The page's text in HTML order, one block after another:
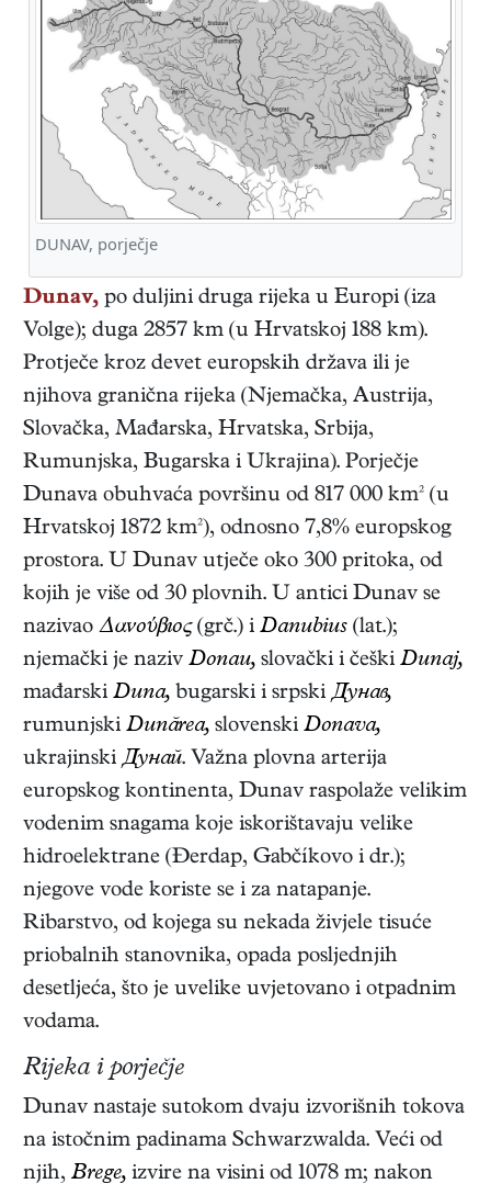
DUNAV, porječje
Dunav, po duljini druga rijeka u Europi (iza
Volge); duga 2857 km (u Hrvatskoj 188 km).
Protječe kroz devet europskih država ili je
njihova granična rijeka (Njemačka, Austrija,
Slovačka, Mađarska, Hrvatska, Srbija,
Rumunjska, Bugarska i Ukrajina). Porječje
Dunava obuhvaća površinu od 817 000 km² (u
Hrvatskoj 1872 km²), odnosno 7,8% europskog
prostora. U Dunav utječe oko 300 pritoka, od
kojih je više od 30 plovnih. U antici Dunav se
nazivao Δανούβıος(grč.) i Danubius (lat.);
njemački je naziv Donau, slovački i češki Dunaj,
mađarski Duna, bugarski i srpski Дyнав,
rumunjski Dunărea, slovenski Donava,
ukrajinski Дyнай. Važna plovna arterija
europskog kontinenta, Dunav raspolaže velikim
vodenim snagama koje iskorištavaju velike
hidroelektrane (Đerdap, Gabčíkovo i dr.);
njegove vode koriste se i za natapanje.
Ribarstvo, od kojega su nekada živjele tisuće
priobalnih stanovnika, opada posljednjih
desetljeća, što je uvelike uvjetovano i otpadnim
vodama.
Rijeka i porječje
Dunav nastaje sutokom dvaju izvorišnih tokova
na istočnim padinama Schwarzwalda. Veći od
njih, Brege, izvire na visini od 1078 m; nakon